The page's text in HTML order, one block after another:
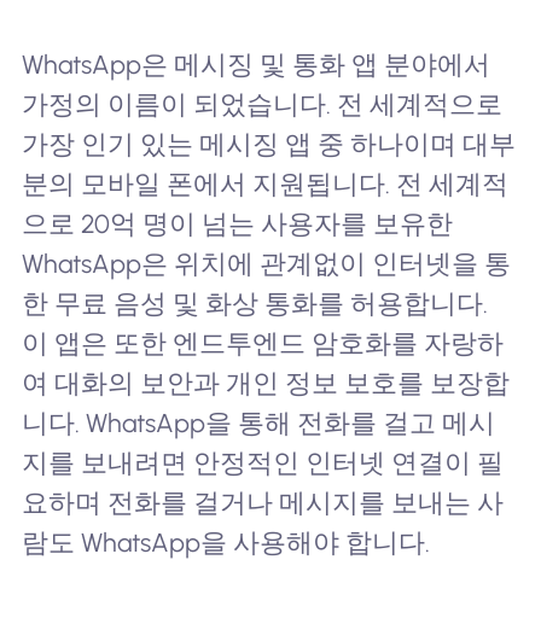
WhatsApp은 메시징 및 통화 앱 분야에서
가정의 이름이 되었습니다. 전 세계적으로
가장 인기 있는 메시징 앱 중 하나이며 대부
분의 모바일 폰에서 지원됩니다. 전 세계적
으로 20억 명이 넘는 사용자를 보유한
WhatsApp은 위치에 관계없이 인터넷을 통
한 무료 음성 및 화상 통화를 허용합니다.
이 앱은 또한 엔드투엔드 암호화를 자랑하
여 대화의 보안과 개인 정보 보호를 보장합
니다. WhatsApp을 통해 전화를 걸고 메시
지를 보내려면 안정적인 인터넷 연결이 필
요하며 전화를 걸거나 메시지를 보내는 사
람도 WhatsApp을 사용해야 합니다.